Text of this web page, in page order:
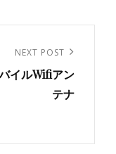
NEXT POST
イルWifiアン
テナ